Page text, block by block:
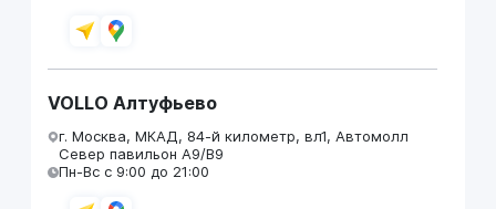
VOLLO Алтуфьево
г. Москва, МКАД, 84-й километр, вл1, Автомолл
Север павильон А9/В9
Пн-Вс с 9:00 до 21:00